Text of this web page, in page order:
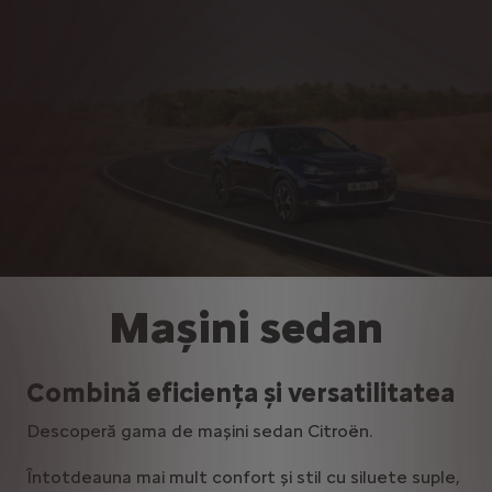
Mașini sedan
Combină eficiența și versatilitatea
Descoperă gama de maşini sedan Citroën.
Întotdeauna mai mult confort și stil cu siluete suple,